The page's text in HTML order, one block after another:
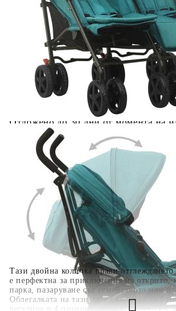
Тази двойна количка прави
е перфектна за приключения на открито,
парка, пазаруване със семейството или
Облегалката на тази лятна количка за
регулира в 4 позиции, така че бебето ви
вноски на кредита.
Предоставената таблица е с
Добавете продукта в количката си с
количката" и при поръчка ще можете
вноски на кредита.
Когато плащате с NewPay, всъщност
поръчката Ви вместо Вас. Вие я
разполагате с три начина да я
Отложено до 30 дни от момента на
поръчката без оскъпяване. За
400 лв. / €204,52
Плащане на 4 вноски. Заплащате
поръчката си на момента с карта.
разделя на 3 равни месечни вноски
покупки на стойност до 1000 лв. /
Плащане на 6 вноски. Стойността на
разпределя в 6 равни месечни
покупки на стойност до 2000 лв. /